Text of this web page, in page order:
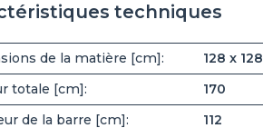
techniques
de la matière [cm]:
128 x 128
totale [cm]:
170
de la barre [cm]:
112